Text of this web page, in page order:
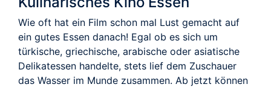
Wie oft hat ein Film schon mal Lust gemacht auf
ein gutes Essen danach! Egal ob es sich um
türkische, griechische, arabische oder asiatische
Delikatessen handelte, stets lief dem Zuschauer
das Wasser im Munde zusammen. Ab jetzt können